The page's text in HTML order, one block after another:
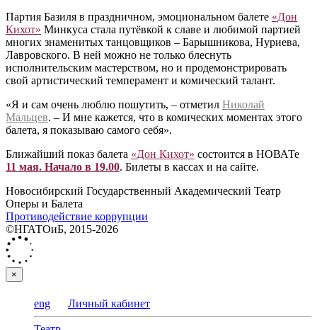
Партия Базиля в праздничном, эмоциональном балете «Дон
Кихот» Минкуса стала путёвкой к славе и любимой партией
многих знаменитых танцовщиков – Барышникова, Нуриева,
Лавровского. В ней можно не только блеснуть
исполнительским мастерством, но и продемонстрировать
свой артистический темперамент и комический талант.
«Я и сам очень люблю пошутить, – отметил Николай
Мальцев. – И мне кажется, что в комических моментах этого
балета, я показываю самого себя».
Ближайший показ балета «Дон Кихот» состоится в НОВАТе
11 мая. Начало в 19.00. Билеты в кассах и на сайте.
Новосибирский Государственный Академический Театр
Оперы и Балета
Противодействие коррупции
©НГАТОиБ, 2015-2026
×
eng Личный кабинет